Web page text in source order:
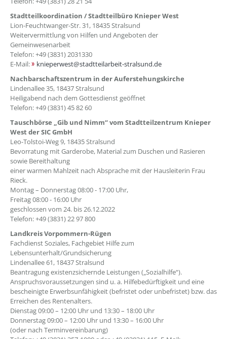
Stadtteilkoordination / Stadtteilbüro Knieper West
Lion-Feuchtwanger-Str. 31, 18435 Stralsund
Weitervermittlung von Hilfen und Angeboten der
Gemeinwesenarbeit
Telefon: +49 (3831) 2031330
E-Mail:
knieperwest@stadtteilarbeit-stralsund.de
Nachbarschaftszentrum in der Auferstehungskirche
Lindenallee 35, 18437 Stralsund
Heiligabend nach dem Gottesdienst geöffnet
Telefon: +49 (3831) 45 82 60
Tauschbörse „Gib und Nimm“ vom Stadtteilzentrum Knieper
West der SIC GmbH
Leo-Tolstoi-Weg 9, 18435 Stralsund
Bevorratung mit Garderobe, Material zum Duschen und Rasieren
sowie Bereithaltung
einer warmen Mahlzeit nach Absprache mit der Hausleiterin Frau
Rieck.
Montag – Donnerstag 08:00 - 17:00 Uhr,
Freitag 08:00 - 16:00 Uhr
geschlossen vom 24. bis 26.12.2022
Telefon: +49 (3831) 22 97 800
Landkreis Vorpommern-Rügen
Fachdienst Soziales, Fachgebiet Hilfe zum
Lebensunterhalt/Grundsicherung
Lindenallee 61, 18437 Stralsund
Beantragung existenzsichernde Leistungen („Sozialhilfe“).
Anspruchsvoraussetzungen sind u. a. Hilfebedürftigkeit und eine
bescheinigte Erwerbsunfähigkeit (befristet oder unbefristet) bzw. das
Erreichen des Rentenalters.
Dienstag 09:00 – 12:00 Uhr und 13:30 – 18:00 Uhr
Donnerstag 09:00 – 12:00 Uhr und 13:30 – 16:00 Uhr
(oder nach Terminvereinbarung)